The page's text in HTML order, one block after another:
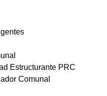
Estructurante PRC
Comunal